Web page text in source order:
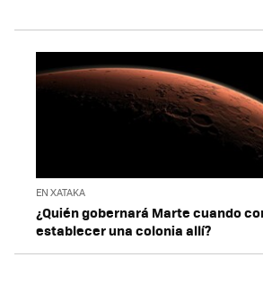
EN XATAKA
¿Quién gobernará Marte cuando
establecer una colonia allí?